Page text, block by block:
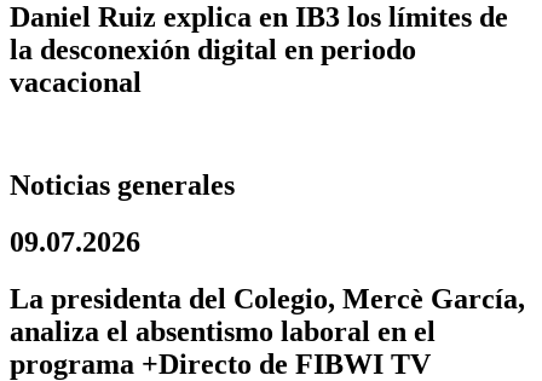
Daniel Ruiz explica en IB3 los límites de
la desconexión digital en periodo
vacacional
Noticias generales
09.07.2026
La presidenta del Colegio, Mercè García,
analiza el absentismo laboral en el
programa +Directo de FIBWI TV